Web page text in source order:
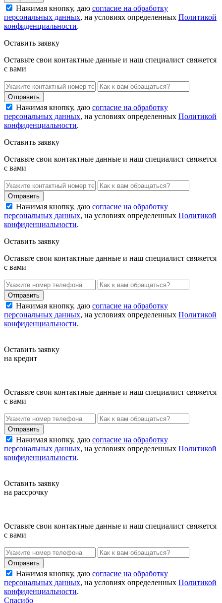
Нажимая кнопку, даю согласие на обработку
персональных данных, на условиях определенных Политикой
конфиденциальности.
Оставить заявку
Оставьте свои контактные данные и наш специалист свяжется
с вами
Нажимая кнопку, даю согласие на обработку
персональных данных, на условиях определенных Политикой
конфиденциальности.
Оставить заявку
Оставьте свои контактные данные и наш специалист свяжется
с вами
Нажимая кнопку, даю согласие на обработку
персональных данных, на условиях определенных Политикой
конфиденциальности.
Оставить заявку
Оставьте свои контактные данные и наш специалист свяжется
с вами
Нажимая кнопку, даю согласие на обработку
персональных данных, на условиях определенных Политикой
конфиденциальности.
Оставить заявку
на кредит
Оставьте свои контактные данные и наш специалист свяжется
с вами
Нажимая кнопку, даю согласие на обработку
персональных данных, на условиях определенных Политикой
конфиденциальности.
Оставить заявку
на рассрочку
Оставьте свои контактные данные и наш специалист свяжется
с вами
Нажимая кнопку, даю согласие на обработку
персональных данных, на условиях определенных Политикой
конфиденциальности.
Спасибо